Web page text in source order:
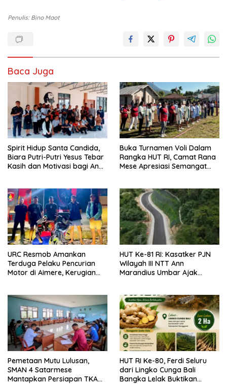
Penulis: Bino Maot
Baca Juga
Spirit Hidup Santa Candida,
Biara Putri-Putri Yesus Tebar
Kasih dan Motivasi bagi Anak
Buka Turnamen Voli Dalam
Rangka HUT RI, Camat Rana
Mese Apresiasi Semangat
URC Resmob Amankan
Terduga Pelaku Pencurian
Motor di Aimere, Kerugian
HUT Ke-81 RI: Kasatker PJN
Wilayah III NTT Ann
Marandius Umbar Ajak
Pemetaan Mutu Lulusan,
SMAN 4 Satarmese
Mantapkan Persiapan TKA
HUT RI Ke-80, Ferdi Seluru
dari Lingko Cunga Bali
Bangka Lelak Buktikan